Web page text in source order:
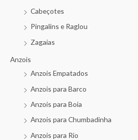
Cabeçotes
Pingalins e Raglou
Zagaias
Anzois
Anzois Empatados
Anzois para Barco
Anzois para Boia
Anzois para Chumbadinha
Anzois para Rio